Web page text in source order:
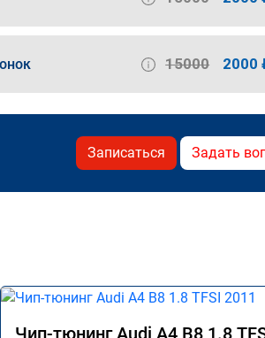
15000 2000
Записаться Задать
Чип-тюнинг Audi A4 B8 1.8